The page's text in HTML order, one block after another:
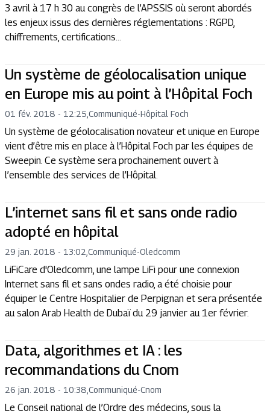
3 avril à 17 h 30 au congrès de l’APSSIS où seront abordés
les enjeux issus des dernières réglementations : RGPD,
chiffrements, certifications…
Un système de géolocalisation unique
en Europe mis au point à l’Hôpital Foch
01 fév. 2018 - 12:25 Communiqué-Hôpital Foch
Un système de géolocalisation novateur et unique en Europe
vient d’être mis en place à l’Hôpital Foch par les équipes de
Sweepin. Ce système sera prochainement ouvert à
l’ensemble des services de l’Hôpital.
L’internet sans fil et sans onde radio
adopté en hôpital
29 jan. 2018 - 13:02 Communiqué-Oledcomm
LiFiCare d'Oledcomm, une lampe LiFi pour une connexion
Internet sans fil et sans ondes radio, a été choisie pour
équiper le Centre Hospitalier de Perpignan et sera présentée
au salon Arab Health de Dubaï du 29 janvier au 1er février.
Data, algorithmes et IA : les
recommandations du Cnom
26 jan. 2018 - 10:38 Communiqué-Cnom
Le Conseil national de l’Ordre des médecins, sous la